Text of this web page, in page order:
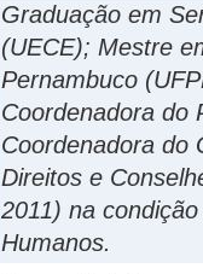
Graduação em
(UECE); Mestre
Pernambuco
Coordenadora do
Coordenadora do
Direitos e
2011) na
Humanos.